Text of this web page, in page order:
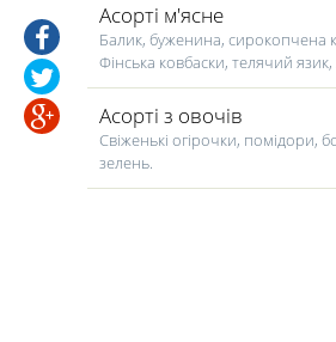
Асорті м'ясне
Балик, буженина, сирокопчена
Фінська ковбаски, телячий
Асорті з овочів
Свіженькі огірочки, помідори,
зелень.